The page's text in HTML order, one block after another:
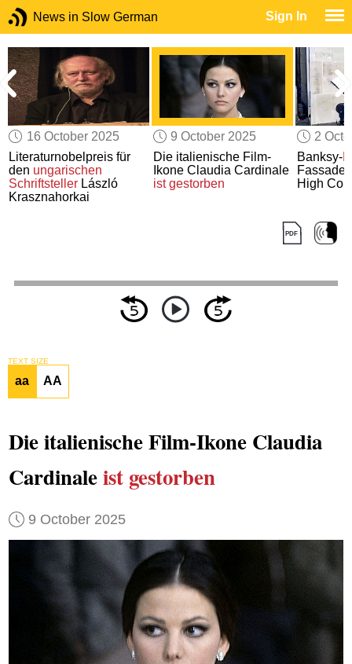
News in Slow German Sign In
16 October 2025
Literaturnobelpreis für
den ungarischen
Schriftsteller László
Krasznahorkai
9 October 2025
Die italienische Film-
Ikone Claudia Cardinale
ist gestorben
2
Banksy-
Fassade
High
TEXT SIZE
aa AA
Die italienische Film-Ikone Claudia
Cardinaleist gestorben
9 October 2025